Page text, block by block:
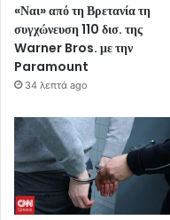
«Ναι» από τη Βρετανία τη
συγχώνευση 110 δισ. της
Warner Bros. με την
Paramount
34 λεπτά ago